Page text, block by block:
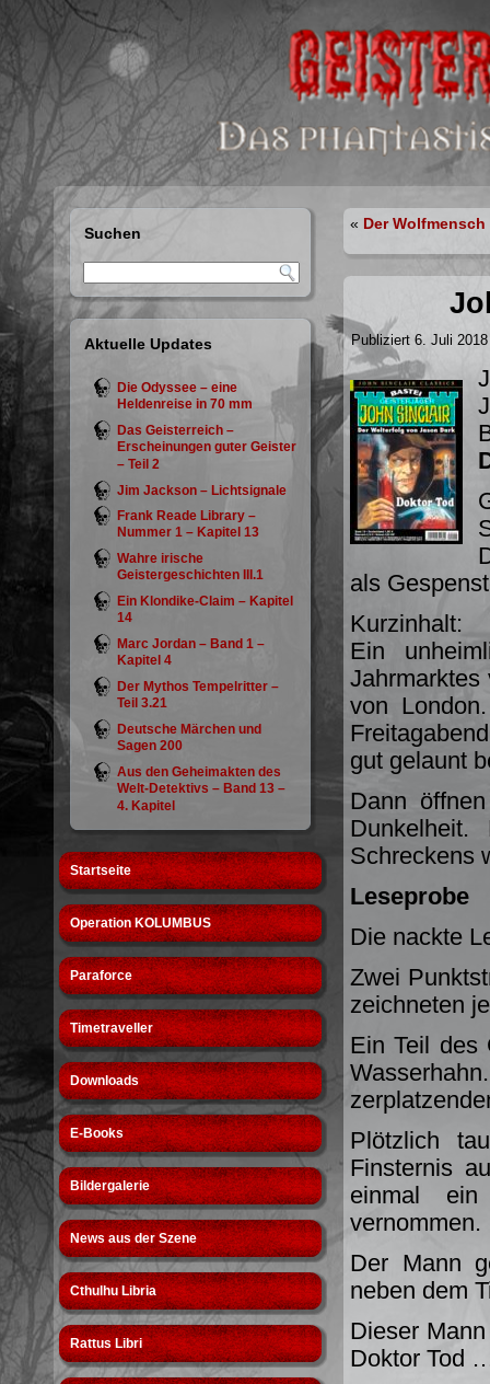
Suchen
Aktuelle Updates
Die Odyssee – eine
Heldenreise in 70 mm
Das Geisterreich –
Erscheinungen guter Geister
– Teil 2
Jim Jackson – Lichtsignale
Frank Reade Library –
Nummer 1 – Kapitel 13
Wahre irische
Geistergeschichten III.1
Ein Klondike-Claim – Kapitel
14
Marc Jordan – Band 1 –
Kapitel 4
Der Mythos Tempelritter –
Teil 3.21
Deutsche Märchen und
Sagen 200
Aus den Geheimakten des
Welt-Detektivs – Band 13 –
4. Kapitel
Startseite
Operation KOLUMBUS
Paraforce
Timetraveller
Downloads
E-Books
Bildergalerie
News aus der Szene
Cthulhu Libria
Rattus Libri
« Der
Publiziert 6. Juli 2018
als
Kurzinhalt:
Ein
Jahrmarktes
von
gut gelaunt
Dann
Schreckens
Leseprobe
Die nackte
Zwei
zeichneten
Ein Teil des
Plötzlich
Finsternis
einmal
vernommen.
Der Mann
neben dem
Dieser
Doktor Tod